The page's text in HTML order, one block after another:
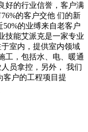
好的行业信誉，客户满
的客户交他 们的新
的业缚来自老客户
技能艾派克是一家专业
室内，提供室内领域
工，包括水、电、暖通
员拿控，另外， 我们
客户的工程项目提